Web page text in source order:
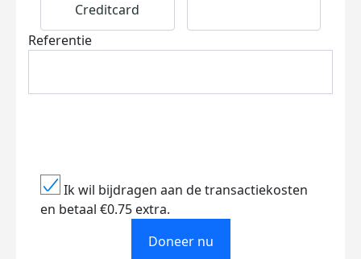
Creditcard
Referentie
Ik wil bijdragen aan de transactiekosten
en betaal €0.75 extra.
Doneer nu